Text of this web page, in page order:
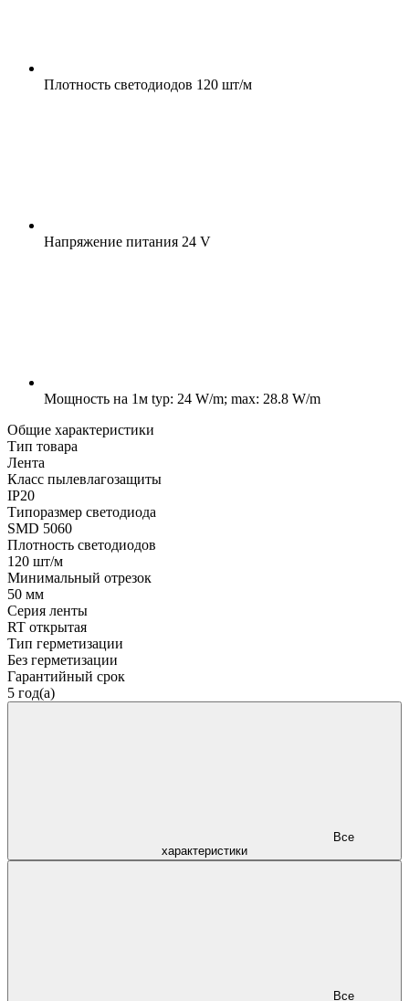
Плотность светодиодов 120 шт/м
Напряжение питания 24 V
Мощность на 1м typ: 24 W/m; max: 28.8 W/m
Общие характеристики
Тип товара
Лента
Класс пылевлагозащиты
IP20
Типоразмер светодиода
SMD 5060
Плотность светодиодов
120 шт/м
Минимальный отрезок
50 мм
Серия ленты
RT открытая
Тип герметизации
Без герметизации
Гарантийный срок
5 год(а)
характеристики